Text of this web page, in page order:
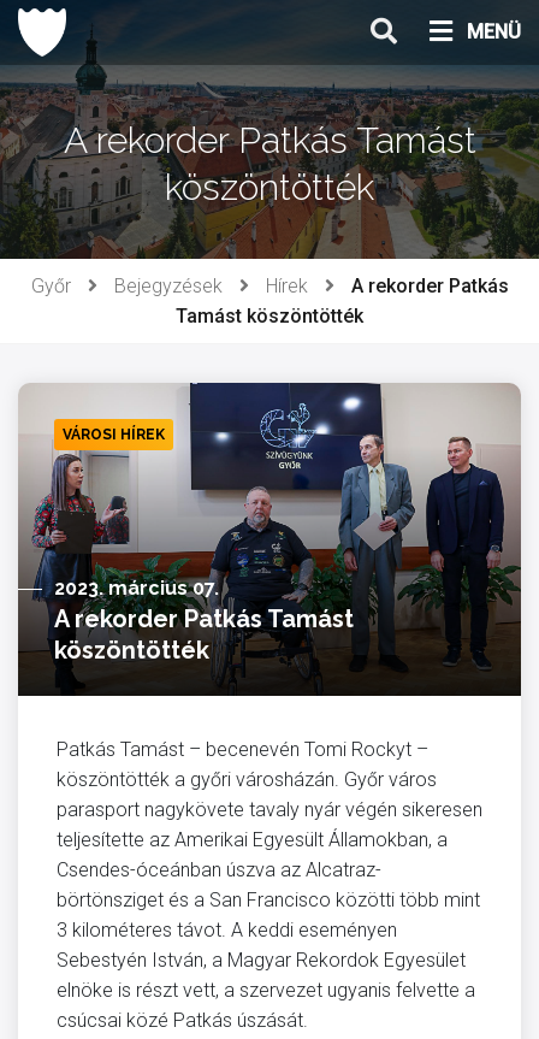
Ugrás
tartalomhoz
MENÜ
A rekorder Patkás Tamást
köszöntötték
Győr Bejegyzések Hírek
A rekorder Patkás
Tamást köszöntötték
VÁROSI HÍREK
2023. március 07.
A rekorder Patkás Tamást
köszöntötték
Patkás Tamást – becenevén Tomi Rockyt –
köszöntötték a győri városházán. Győr város
parasport nagykövete tavaly nyár végén sikeresen
teljesítette az Amerikai Egyesült Államokban, a
Csendes-óceánban úszva az Alcatraz-
börtönsziget és a San Francisco közötti több mint
3 kilométeres távot. A keddi eseményen
Sebestyén István, a Magyar Rekordok Egyesület
elnöke is részt vett, a szervezet ugyanis felvette a
csúcsai közé Patkás úszását.